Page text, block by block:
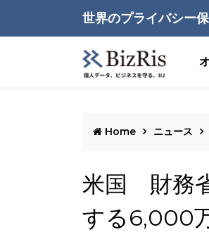
世界のプライバシー
Home ニュース
米国 財務
する6,000